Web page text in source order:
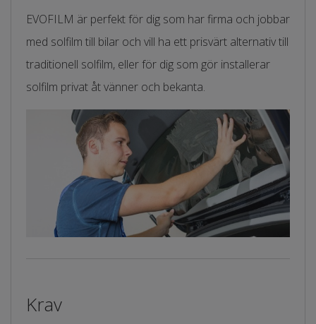
EVOFILM är perfekt för dig som har firma och jobbar
med solfilm till bilar och vill ha ett prisvärt alternativ till
traditionell solfilm, eller för dig som gör installerar
solfilm privat åt vänner och bekanta.
Krav